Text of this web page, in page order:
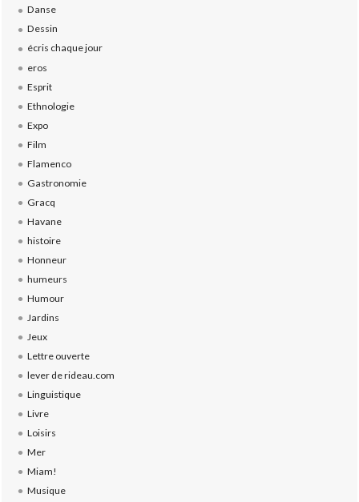
Danse
Dessin
écris chaque jour
eros
Esprit
Ethnologie
Expo
Film
Flamenco
Gastronomie
Gracq
Havane
histoire
Honneur
humeurs
Humour
Jardins
Jeux
Lettre ouverte
lever de rideau.com
Linguistique
Livre
Loisirs
Mer
Miam!
Musique